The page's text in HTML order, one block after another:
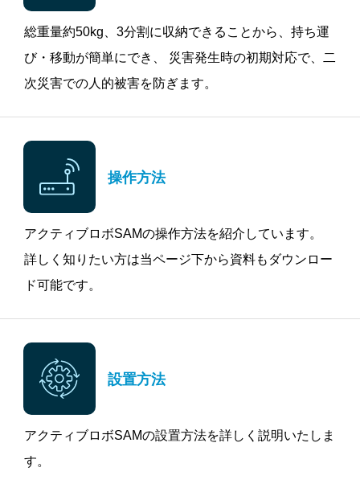
総重量約50kg、3分割に収納できることから、持ち運
び・移動が簡単にでき、 災害発生時の初期対応で、二
次災害での人的被害を防ぎます。
操作方法
アクティブロボSAMの操作方法を紹介しています。
詳しく知りたい方は当ページ下から資料もダウンロー
ド可能です。
設置方法
アクティブロボSAMの設置方法を詳しく説明いたしま
す。